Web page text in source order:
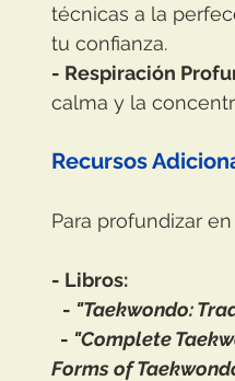
técnicas a la
tu confianza.
- Respiración
calma y la
Recursos
Para profundizar
- Libros:
- "Taekwondo:
  -
"Complete
Forms of